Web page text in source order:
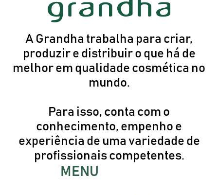
A Grandha trabalha para criar,
produzir e distribuir o que há de
melhor em qualidade cosmética no
mundo.
Para isso, conta com o
conhecimento, empenho e
experiência de uma variedade de
profissionais competentes.
MENU